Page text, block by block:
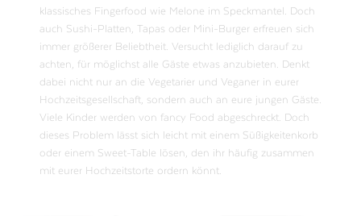
klassisches Fingerfood wie Melone im Speckmantel. Doch
auch Sushi-Platten, Tapas oder Mini-Burger erfreuen sich
immer größerer Beliebtheit. Versucht lediglich darauf zu
achten, für möglichst alle Gäste etwas anzubieten. Denkt
dabei nicht nur an die Vegetarier und Veganer in eurer
Hochzeitsgesellschaft, sondern auch an eure jungen Gäste.
Viele Kinder werden von fancy Food abgeschreckt. Doch
dieses Problem lässt sich leicht mit einem Süßigkeitenkorb
oder einem Sweet-Table lösen, den ihr häufig zusammen
mit eurer Hochzeitstorte ordern könnt.